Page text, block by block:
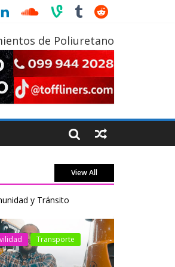
de Poliuretano
View All
y Tránsito
Transporte